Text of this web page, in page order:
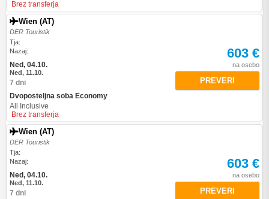
Brez transferja
Wien (AT)
DER Touristik
Tja:
Nazaj:
Ned, 04.10.
Ned, 11.10.
7 dni
Dvoposteljna soba Economy
All Inclusive
Brez transferja
603 €
na osebo
PREVERI
Wien (AT)
DER Touristik
Tja:
Nazaj:
Ned, 04.10.
Ned, 11.10.
7 dni
603 €
na osebo
PREVERI